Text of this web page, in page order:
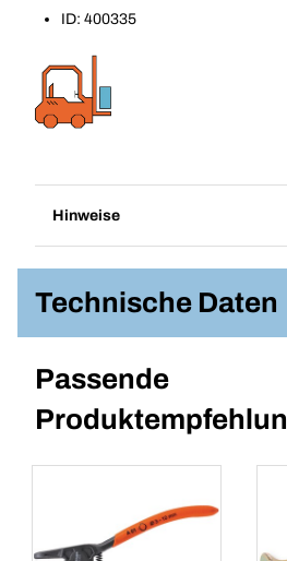
ID: 400335
Hinweise
Technische Daten
Passende